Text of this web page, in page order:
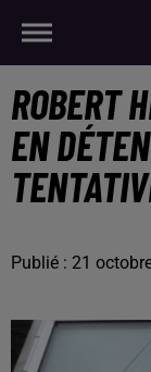
ROBERT
EN
Publié : 21